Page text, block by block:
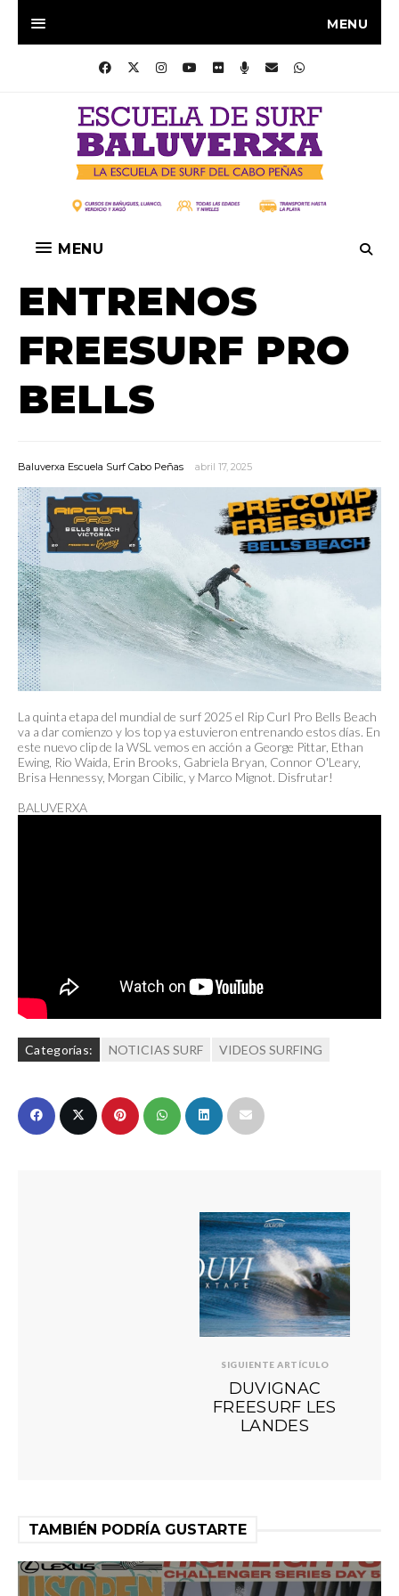
MENU
MENU
ENTRENOS
FREESURF PRO
BELLS
Baluverxa Escuela Surf Cabo Peñas abril 17, 2025
La quinta etapa del mundial de surf 2025 el Rip Curl Pro Bells Beach
va a dar comienzo y los top ya estuvieron entrenando estos días. En
este nuevo clip de la WSL vemos en acción a George Pittar, Ethan
Ewing, Rio Waida, Erin Brooks, Gabriela Bryan, Connor O'Leary,
Brisa Hennessy, Morgan Cibilic, y Marco Mignot. Disfrutar!
BALUVERXA
Categorías: NOTICIAS SURF VIDEOS SURFING
SIGUIENTE ARTÍCULO
DUVIGNAC
FREESURF LES
LANDES
TAMBIÉN PODRÍA GUSTARTE